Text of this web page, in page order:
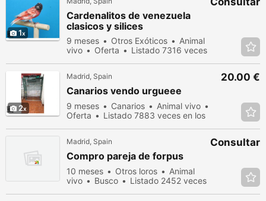
1
Cardenalitos de venezuela
clasicos y silices
9 meses Otros Exóticos
Animal
vivo
Oferta
Listado 7316 veces
2
Madrid, Spain
Canarios vendo urgueee
9 meses Canarios
Animal vivo
Oferta
Listado 7883 veces en los
20.00 €
Madrid, Spain
Compro pareja de forpus
10 meses Otros loros
Animal
vivo
Busco
Listado 2452 veces
Consultar